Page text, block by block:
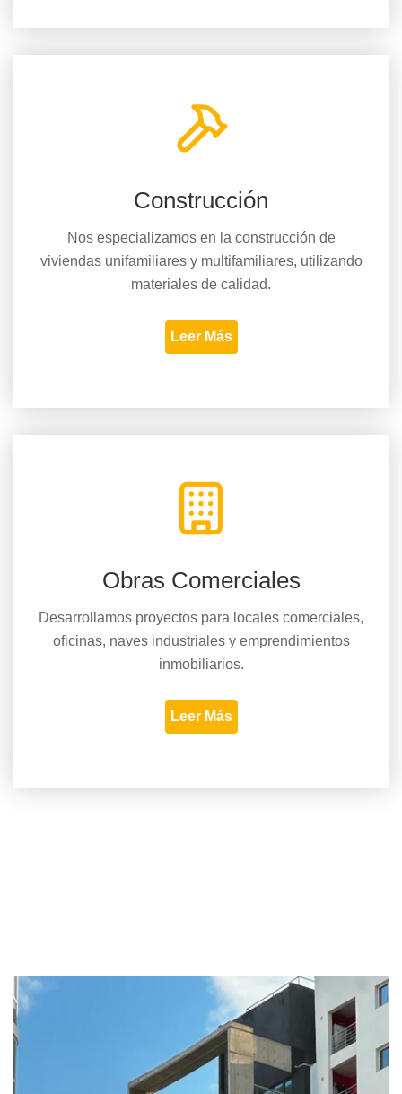
Construcción
Nos especializamos en la construcción de
viviendas unifamiliares y multifamiliares, utilizando
materiales de calidad.
Leer Más
Obras Comerciales
Desarrollamos proyectos para locales comerciales,
oficinas, naves industriales y emprendimientos
inmobiliarios.
Leer Más